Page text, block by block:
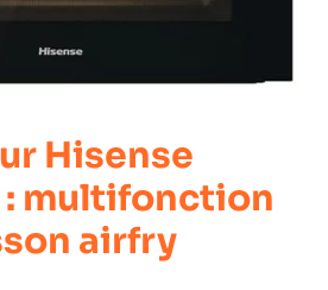
Hisense
: multifonction
airfry